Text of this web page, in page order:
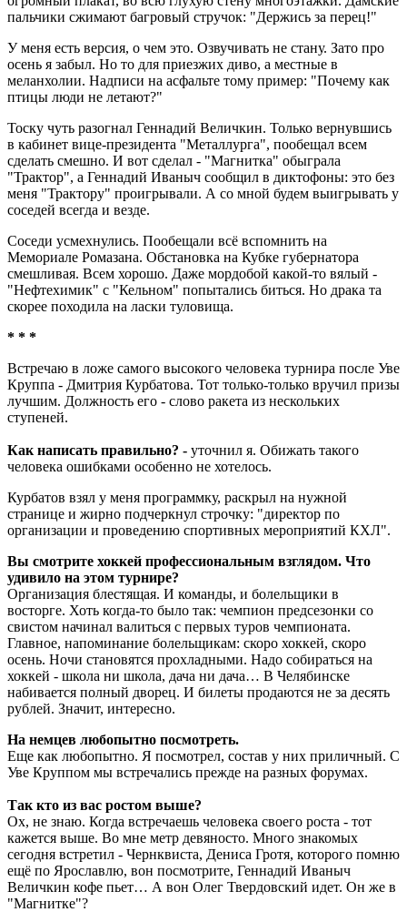
пальчики сжимают багровый стручок: "Держись за перец!"
У меня есть версия, о чем это. Озвучивать не стану. Зато про
осень я забыл. Но то для приезжих диво, а местные в
меланхолии. Надписи на асфальте тому пример: "Почему как
птицы люди не летают?"
Тоску чуть разогнал Геннадий Величкин. Только вернувшись
в кабинет вице-президента "Металлурга", пообещал всем
сделать смешно. И вот сделал - "Магнитка" обыграла
"Трактор", а Геннадий Иваныч сообщил в диктофоны: это без
меня "Трактору" проигрывали. А со мной будем выигрывать у
соседей всегда и везде.
Соседи усмехнулись. Пообещали всё вспомнить на
Мемориале Ромазана. Обстановка на Кубке губернатора
смешливая. Всем хорошо. Даже мордобой какой-то вялый -
"Нефтехимик" с "Кельном" попытались биться. Но драка та
скорее походила на ласки туловища.
* * *
Встречаю в ложе самого высокого человека турнира после Уве
Круппа - Дмитрия Курбатова. Тот только-только вручил призы
лучшим. Должность его - слово ракета из нескольких
ступеней.
Как написать правильно? - уточнил я. Обижать такого
человека ошибками особенно не хотелось.
Курбатов взял у меня программку, раскрыл на нужной
странице и жирно подчеркнул строчку: "директор по
организации и проведению спортивных мероприятий КХЛ".
Вы смотрите хоккей профессиональным взглядом. Что
удивило на этом турнире?
Организация блестящая. И команды, и болельщики в
восторге. Хоть когда-то было так: чемпион предсезонки со
свистом начинал валиться с первых туров чемпионата.
Главное, напоминание болельщикам: скоро хоккей, скоро
осень. Ночи становятся прохладными. Надо собираться на
хоккей - школа ни школа, дача ни дача… В Челябинске
набивается полный дворец. И билеты продаются не за десять
рублей. Значит, интересно.
На немцев любопытно посмотреть.
Еще как любопытно. Я посмотрел, состав у них приличный. С
Уве Круппом мы встречались прежде на разных форумах.
Так кто из вас ростом выше?
Ох, не знаю. Когда встречаешь человека своего роста - тот
кажется выше. Во мне метр девяносто. Много знакомых
сегодня встретил - Чернквиста, Дениса Гротя, которого помню
ещё по Ярославлю, вон посмотрите, Геннадий Иваныч
Величкин кофе пьет… А вон Олег Твердовский идет. Он же в
"Магнитке"?